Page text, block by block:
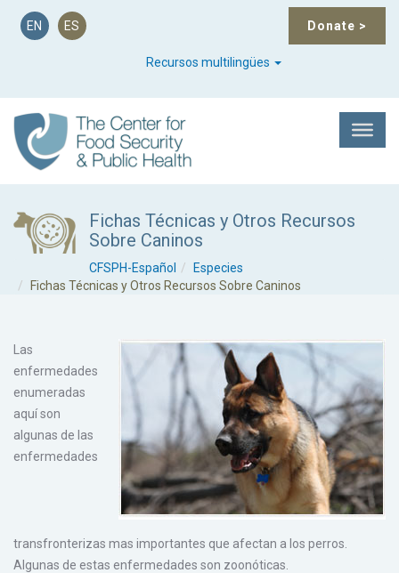
Donate >
EN ES
Recursos multilingües
Fichas Técnicas y Otros Recursos
Sobre Caninos
CFSPH-Español
Especies
Fichas Técnicas y Otros Recursos Sobre Caninos
Las
enfermedades
enumeradas
aquí son
algunas de las
enfermedades
transfronterizas mas importantes que afectan a los perros.
Algunas de estas enfermedades son zoonóticas.